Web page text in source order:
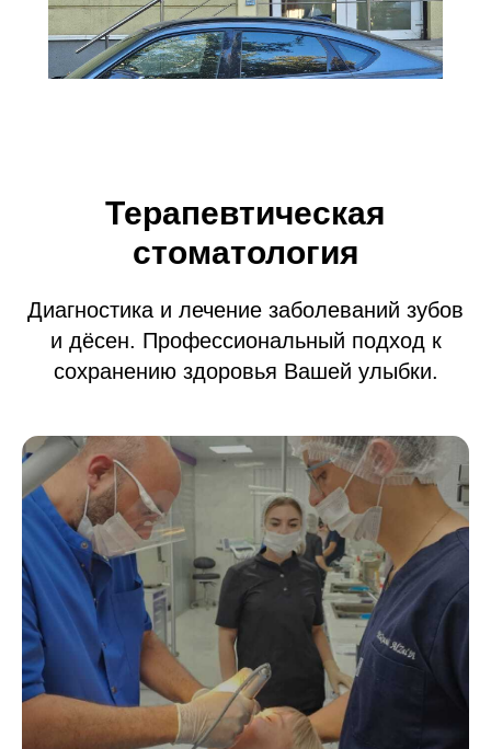
Терапевтическая
стоматология
Диагностика и лечение заболеваний зубов
и дёсен. Профессиональный подход к
сохранению здоровья Вашей улыбки.